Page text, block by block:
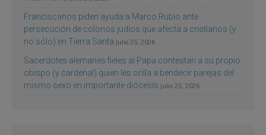
Franciscanos piden ayuda a Marco Rubio ante
persecución de colonos judíos que afecta a cristianos (y
no sólo) en Tierra Santa julio 25, 2026
Sacerdotes alemanes fieles al Papa contestan a su propio
obispo (y cardenal) quien les orilla a bendecir parejas del
mismo sexo en importante diócesis julio 25, 2026